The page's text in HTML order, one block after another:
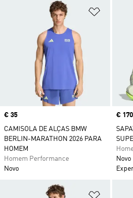
Price
€ 35
CAMISOLA DE ALÇAS BMW
BERLIN-MARATHON 2026 PARA
HOMEM
Homem Performance
Novo
Price
€ 170
Novo